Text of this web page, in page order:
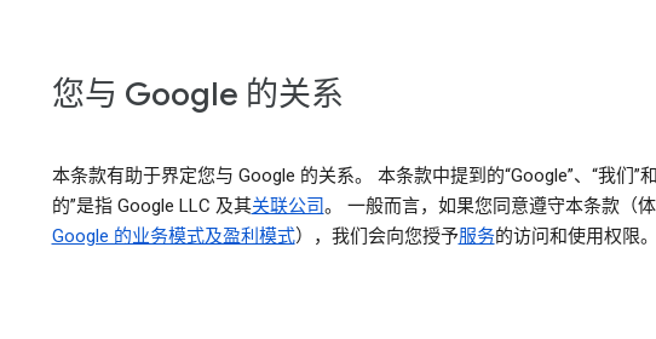
您与 Google 的关系
本条款有助于界定您与 Google 的关系。 本条款中提到的“Google”、“我们”
的”是指 Google LLC 及其关联公司。 一般而言，如果您同意遵守本条款（
Google 的业务模式及盈利模式），我们会向您授予服务的访问和使用权限。